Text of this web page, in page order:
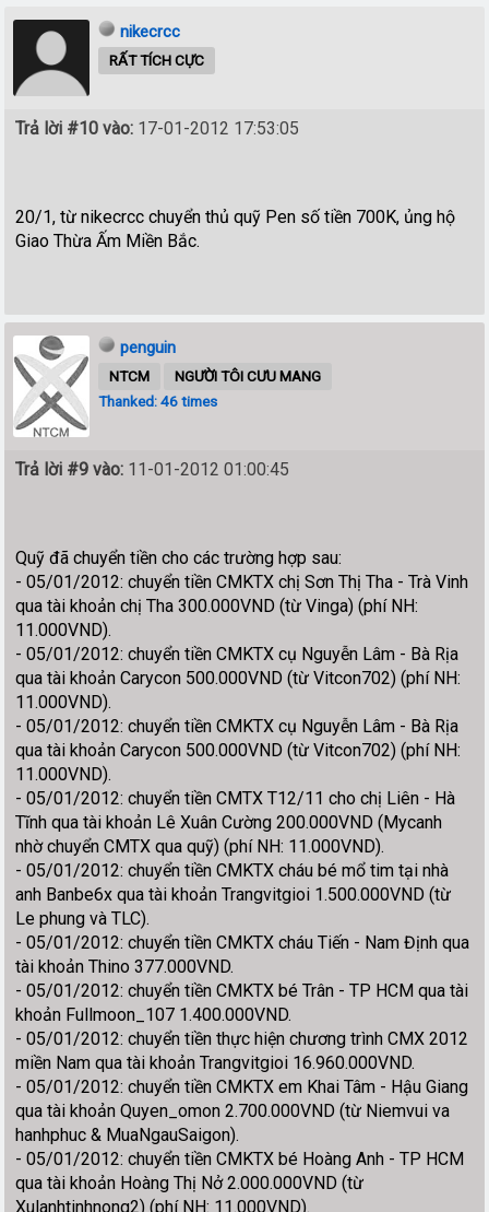
nikecrcc
RẤT TÍCH CỰC
Trả lời #10 vào: 17-01-2012 17:53:05
20/1, từ nikecrcc chuyển thủ quỹ Pen số tiền 700K, ủng hộ
Giao Thừa Ấm Miền Bắc.
penguin
NTCM
NGƯỜI TÔI CƯU MANG
Thanked: 46 times
Trả lời #9 vào: 11-01-2012 01:00:45
Quỹ đã chuyển tiền cho các trường hợp sau:
- 05/01/2012: chuyển tiền CMKTX chị Sơn Thị Tha - Trà Vinh
qua tài khoản chị Tha 300.000VND (từ Vinga) (phí NH:
11.000VND).
- 05/01/2012: chuyển tiền CMKTX cụ Nguyễn Lâm - Bà Rịa
qua tài khoản Carycon 500.000VND (từ Vitcon702) (phí NH:
11.000VND).
- 05/01/2012: chuyển tiền CMKTX cụ Nguyễn Lâm - Bà Rịa
qua tài khoản Carycon 500.000VND (từ Vitcon702) (phí NH:
11.000VND).
- 05/01/2012: chuyển tiền CMTX T12/11 cho chị Liên - Hà
Tĩnh qua tài khoản Lê Xuân Cường 200.000VND (Mycanh
nhờ chuyển CMTX qua quỹ) (phí NH: 11.000VND).
- 05/01/2012: chuyển tiền CMKTX cháu bé mổ tim tại nhà
anh Banbe6x qua tài khoản Trangvitgioi 1.500.000VND (từ
Le phung và TLC).
- 05/01/2012: chuyển tiền CMKTX cháu Tiến - Nam Định qua
tài khoản Thino 377.000VND.
- 05/01/2012: chuyển tiền CMKTX bé Trân - TP HCM qua tài
khoản Fullmoon_107 1.400.000VND.
- 05/01/2012: chuyển tiền thực hiện chương trình CMX 2012
miền Nam qua tài khoản Trangvitgioi 16.960.000VND.
- 05/01/2012: chuyển tiền CMKTX em Khai Tâm - Hậu Giang
qua tài khoản Quyen_omon 2.700.000VND (từ Niemvui va
hanhphuc & MuaNgauSaigon).
- 05/01/2012: chuyển tiền CMKTX bé Hoàng Anh - TP HCM
qua tài khoản Hoàng Thị Nở 2.000.000VND (từ
Xulanhtinhnong2) (phí NH: 11.000VND).